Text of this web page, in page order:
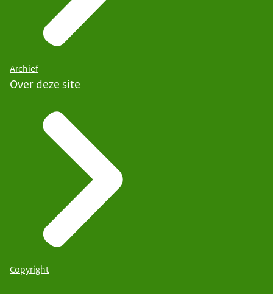
Archief
Over deze site
Copyright